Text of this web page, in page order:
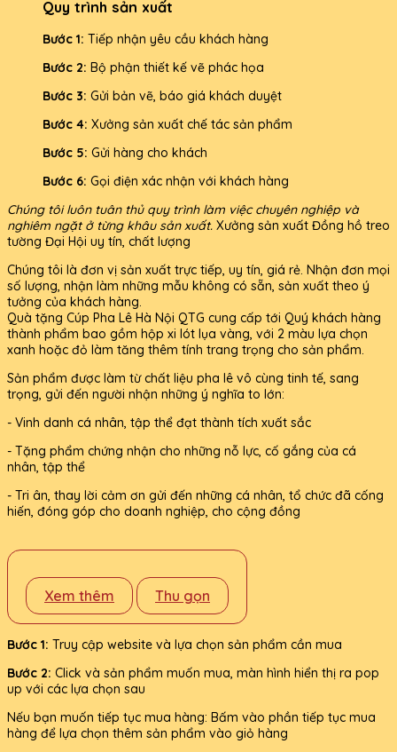
Quy trình sản xuất
Bước 1: Tiếp nhận yêu cầu khách hàng
Bước 2: Bộ phận thiết kế vẽ phác họa
Bước 3: Gửi bản vẽ, báo giá khách duyệt
Bước 4: Xưởng sản xuất chế tác sản phẩm
Bước 5: Gửi hàng cho khách
Bước 6: Gọi điện xác nhận với khách hàng
Chúng tôi luôn tuân thủ quy trình làm việc chuyên nghiệp và
nghiêm ngặt ở từng khâu sản xuất. Xưởng sản xuất Đồng hồ treo
tường Đại Hội uy tín, chất lượng
Chúng tôi là đơn vị sản xuất trực tiếp, uy tín, giá rẻ. Nhận đơn mọi
số lượng, nhận làm những mẫu không có sẵn, sản xuất theo ý
tưởng của khách hàng.
Quà tặng Cúp Pha Lê Hà Nội QTG cung cấp tới Quý khách hàng
thành phẩm bao gồm hộp xi lót lụa vàng, với 2 màu lựa chọn
xanh hoặc đỏ làm tăng thêm tính trang trọng cho sản phẩm.
Sản phẩm được làm từ chất liệu pha lê vô cùng tinh tế, sang
trọng, gửi đến người nhận những ý nghĩa to lớn:
- Vinh danh cá nhân, tập thể đạt thành tích xuất sắc
- Tặng phẩm chứng nhận cho những nỗ lực, cố gắng của cá
nhân, tập thể
- Tri ân, thay lời cảm ơn gửi đến những cá nhân, tổ chức đã cống
hiến, đóng góp cho doanh nghiệp, cho cộng đồng
Xem thêm Thu gọn
Bước 1: Truy cập website và lựa chọn sản phẩm cần mua
Bước 2: Click và sản phẩm muốn mua, màn hình hiển thị ra pop
up với các lựa chọn sau
Nếu bạn muốn tiếp tục mua hàng: Bấm vào phần tiếp tục mua
hàng để lựa chọn thêm sản phẩm vào giỏ hàng